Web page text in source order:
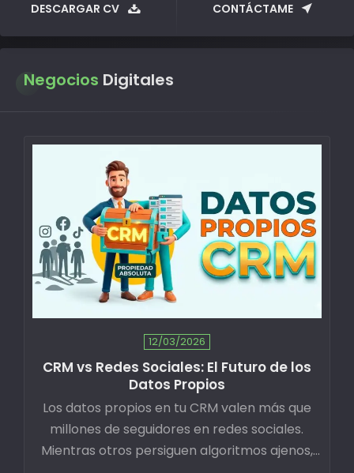
DESCARGAR CV CONTÁCTAME
Negocios Digitales
12/03/2026
CRM vs Redes Sociales: El Futuro de los
Datos Propios
Los datos propios en tu CRM valen más que
millones de seguidores en redes sociales.
Mientras otros persiguen algoritmos ajenos,